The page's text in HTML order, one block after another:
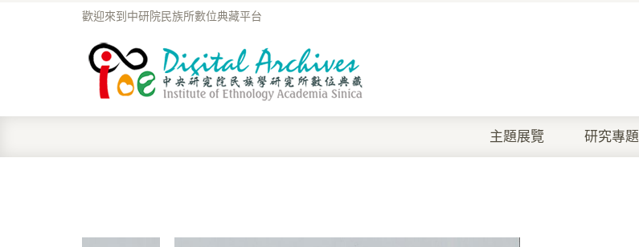
歡迎來到中研院民族所數位典藏平台
主題展覽 研究專題